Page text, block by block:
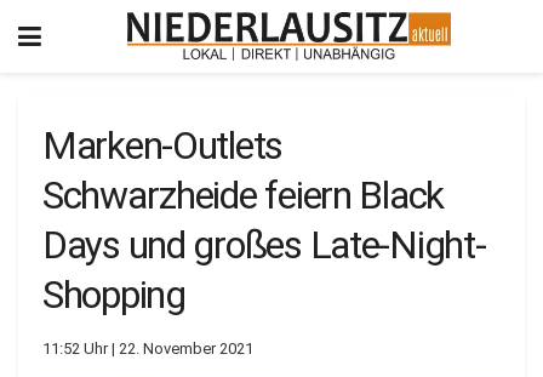
Marken-Outlets
Schwarzheide feiern Black
Days und großes Late-Night-
Shopping
11:52 Uhr | 22. November 2021